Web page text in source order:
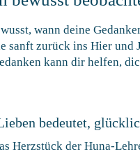
wann deine
sanft zurück ins Hier und
kann dir helfen,
bedeutet,
Herzstück der Huna-